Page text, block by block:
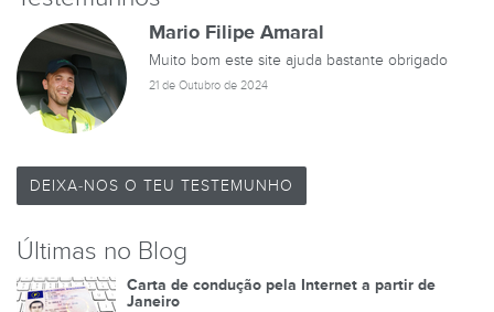
Mario Filipe Amaral
Muito bom este site ajuda bastante obrigado
21 de Outubro de 2024
DEIXA-NOS O TEU TESTEMUNHO
Últimas no Blog
Carta de condução pela Internet a partir de
Janeiro